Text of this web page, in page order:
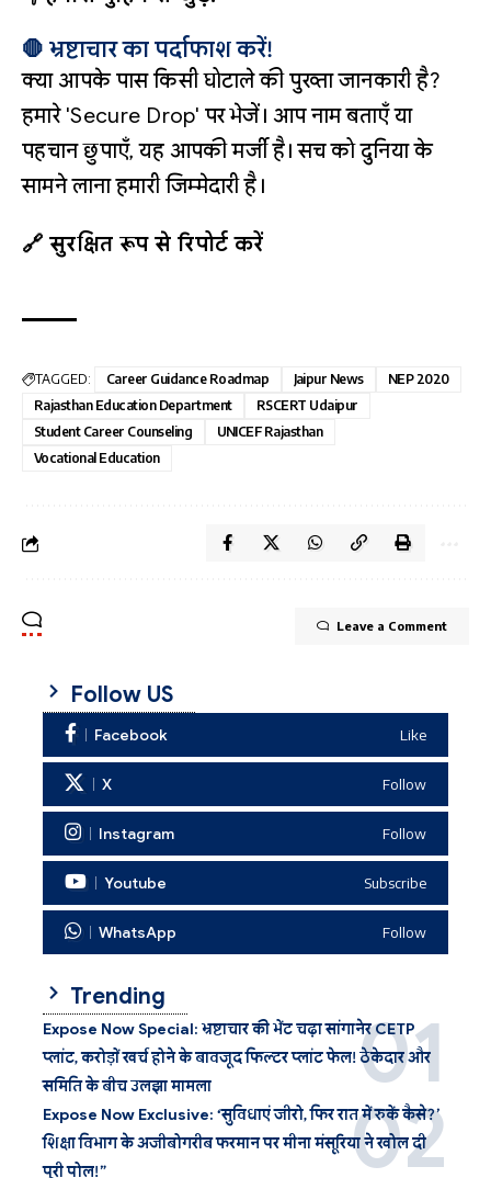
🛑 भ्रष्टाचार का पर्दाफाश करें!
क्या आपके पास किसी घोटाले की पुख्ता जानकारी है?
हमारे 'Secure Drop' पर भेजें। आप नाम बताएँ या
पहचान छुपाएँ, यह आपकी मर्जी है। सच को दुनिया के
सामने लाना हमारी जिम्मेदारी है।
🔗 सुरक्षित रूप से रिपोर्ट करें
TAGGED: Career Guidance Roadmap Jaipur News
NEP 2020
Rajasthan Education Department
RSCERT Udaipur
Student Career Counseling
UNICEF Rajasthan
Vocational Education
Leave a Comment
Follow US
Facebook Like
X Follow
Instagram Follow
Youtube Subscribe
WhatsApp Follow
Trending
Expose Now Special: भ्रष्टाचार की भेंट चढ़ा सांगानेर CETP
प्लांट, करोड़ों खर्च होने के बावजूद फिल्टर प्लांट फेल! ठेकेदार और
समिति के बीच उलझा मामला
Expose Now Exclusive: ‘सुविधाएं जीरो, फिर रात में रुकें कैसे?’
शिक्षा विभाग के अजीबोगरीब फरमान पर मीना मंसूरिया ने खोल दी
पूरी पोल!”